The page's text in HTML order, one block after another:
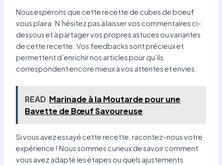
Nous espérons que cette recette de cubes de boeuf
vous plaira. N’hésitez pas à laisser vos commentaires ci-
dessous et à partager vos propres astuces ou variantes
de cette recette. Vos feedbacks sont précieux et
permettent d’enrichir nos articles pour qu’ils
correspondent encore mieux à vos attentes et envies.
READ Marinade à la Moutarde pour une
Bavette de Bœuf Savoureuse
Si vous avez essayé cette recette, racontez-nous votre
expérience ! Nous sommes curieux de savoir comment
vous avez adapté les étapes ou quels ajustements